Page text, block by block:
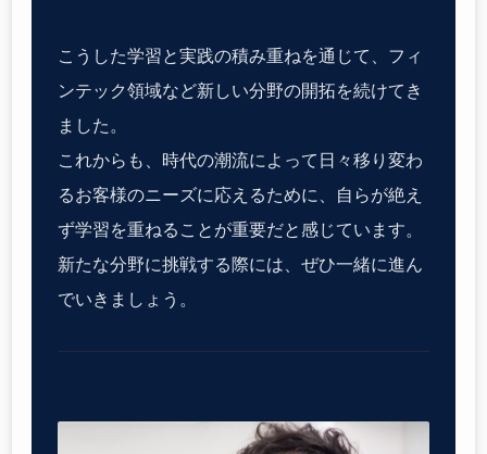
こうした学習と実践の積み重ねを通じて、フィ
ンテック領域など新しい分野の開拓を続けてき
ました。
これからも、時代の潮流によって日々移り変わ
るお客様のニーズに応えるために、自らが絶え
ず学習を重ねることが重要だと感じています。
新たな分野に挑戦する際には、ぜひ一緒に進ん
でいきましょう。